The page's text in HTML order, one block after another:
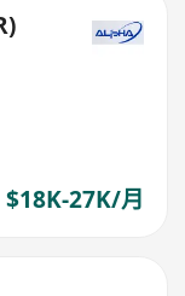
$18K-27K/月